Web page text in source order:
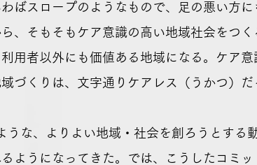
ばスロープのようなもので、足の悪い方に
、そもそもケア意識の高い地域社会をつ
用者以外にも価値ある地域になる。ケア
づくりは、文字通りケアレス（うかつ）だ
うな、よりよい地域・社会を創ろうとする
ようになってきた。では、こうしたコミ